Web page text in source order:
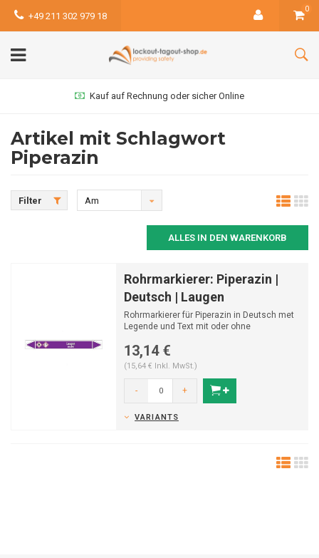
+49 211 302 979 18
0
Kauf auf Rechnung oder sicher Online
Artikel mit Schlagwort
Piperazin
Filter
Am
ALLES IN DEN WARENKORB
Rohrmarkierer: Piperazin |
Deutsch | Laugen
Rohrmarkierer für Piperazin in Deutsch met
Legende und Text mit oder ohne
13,14 €
(15,64 € Inkl. MwSt.)
- +
VARIANTS